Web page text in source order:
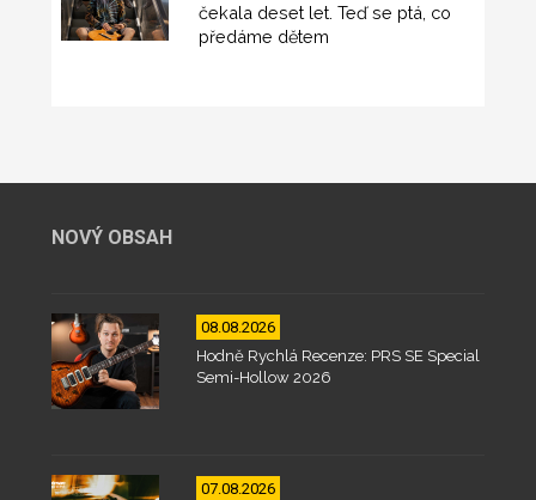
čekala deset let. Teď se ptá, co
předáme dětem
NOVÝ OBSAH
08.08.2026
Hodně Rychlá Recenze: PRS SE Special
Semi-Hollow 2026
07.08.2026